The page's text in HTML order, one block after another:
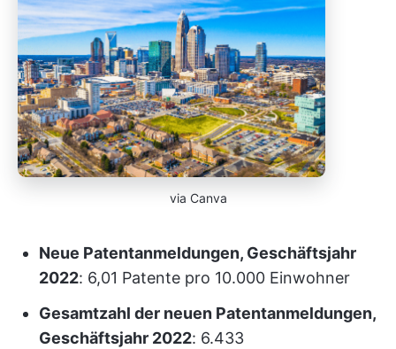
via Canva
Neue Patentanmeldungen, Geschäftsjahr
2022: 6,01 Patente pro 10.000 Einwohner
Gesamtzahl der neuen Patentanmeldungen,
Geschäftsjahr 2022: 6.433